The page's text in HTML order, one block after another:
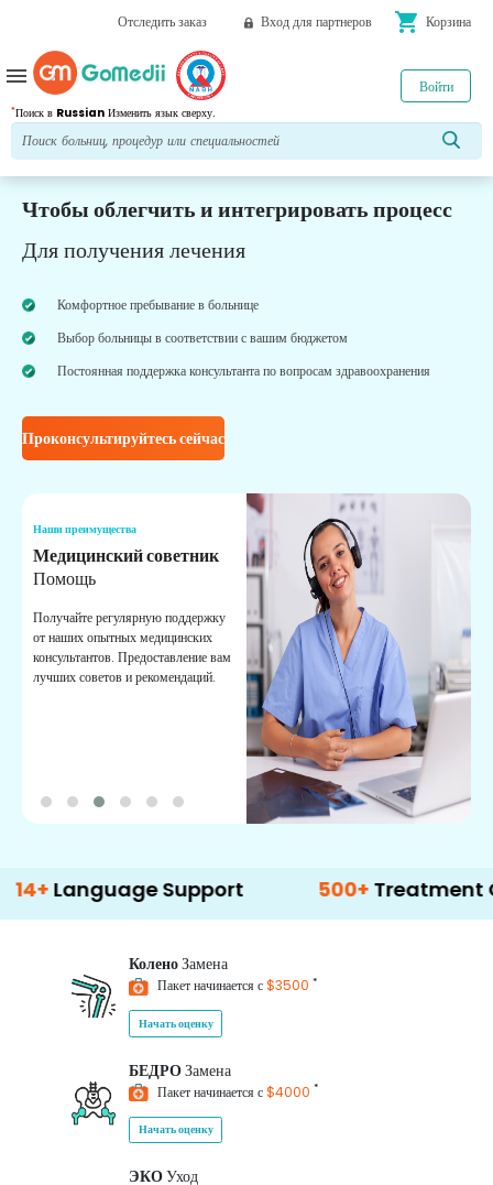
Отследить заказ Вход для партнеров shopping_cart Корзина
*Поиск в Russian Изменить язык сверху.
Войти
menu
Чтобы облегчить и интегрировать процесс
Для получения лечения
Комфортное пребывание в больнице
Выбор больницы в соответствии с вашим бюджетом
Постоянная поддержка консультанта по вопросам здравоохранения
Проконсультируйтесь сейчас
Наши преимущества
Медицинский советник
Помощь
Получайте регулярную поддержку
от наших опытных медицинских
консультантов. Предоставление вам
лучших советов и рекомендаций.
Support 500+ Treatment Options
КоленоЗамена
Пакет начинается с$3500 *
Начать оценку
БЕДРОЗамена
Пакет начинается с$4000 *
Начать оценку
ЭКОУход